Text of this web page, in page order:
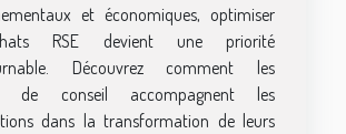
et économiques, optimiser
RSE devient une priorité
Découvrez comment les
de conseil accompagnent les
dans la transformation de leurs